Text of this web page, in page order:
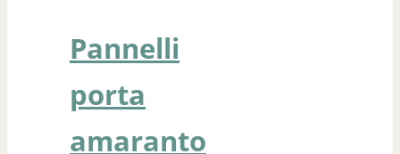
Pannelli
porta
amaranto